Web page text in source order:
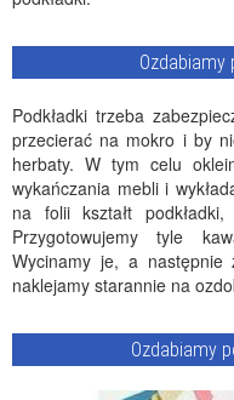
Ozdabiamy
Podkładki trzeba
przecierać na mokro i by
herbaty. W tym celu
wykańczania mebli i
na folii kształt podkładki,
Przygotowujemy tyle
Wycinamy je, a następnie
naklejamy starannie na
Ozdabiamy